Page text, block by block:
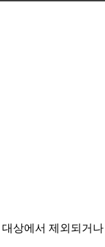
상에서 제외되거